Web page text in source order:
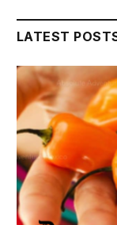
LATEST